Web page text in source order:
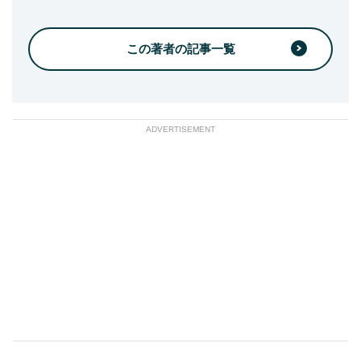
この著者の記事一覧
ADVERTISEMENT